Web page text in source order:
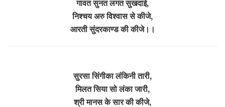
गावत सुनत लगत सुखदाई,
निश्चय अरु विश्वास से कीजे,
आरती सुंदरकाण्ड की कीजे।।
सुरसा सिंगीका लंकिनी तारी,
मिलत सिया सो लंका जारी,
श्री मानस के सार की कीजे,